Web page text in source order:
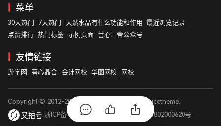
菜单
30天热门 7天热门 天然水晶有什么功能和作用
最近浏览记录
点赞排行 热门标签 示例页面 菩心晶舍公众号
友情链接
游学网 菩心晶舍 会计网校 华图网校 网校
Copyright © 2012-2026 nicetheme
浙ICP备14003531号
浙公网安备 33011802000620号